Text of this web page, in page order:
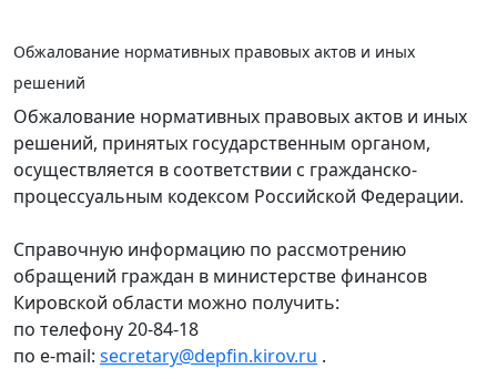
Обжалование нормативных правовых актов и иных
решений
Обжалование нормативных правовых актов и иных
решений, принятых государственным органом,
осуществляется в соответствии с гражданско-
процессуальным кодексом Российской Федерации.
Справочную информацию по рассмотрению
обращений граждан в министерстве финансов
Кировской области можно получить:
по телефону 20-84-18
по e-mail: secretary@depfin.kirov.ru .